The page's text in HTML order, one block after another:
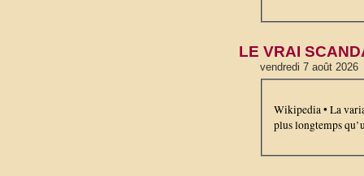
LE VRAI
vendredi 7 août 2026
Wikipedia • La
plus longtemps